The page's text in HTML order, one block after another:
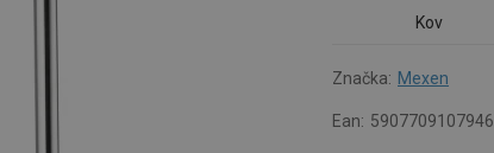
Kov
Značka: Mexen
Ean: 5907709107946